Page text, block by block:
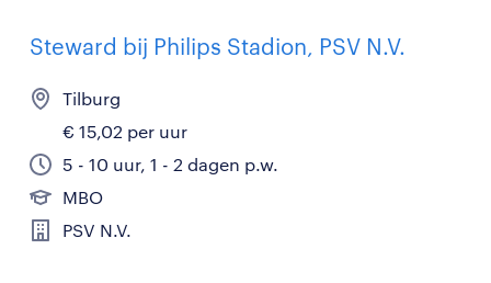
Steward bij Philips Stadion, PSV N.V.
Tilburg
€ 15,02 per uur
5 - 10 uur, 1 - 2 dagen p.w.
MBO
PSV N.V.